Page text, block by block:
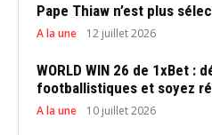
Pape Thiaw n’est plus
A la une 12 juillet 2026
WORLD WIN 26 de 1xBet :
footballistiques et soyez
A la une 10 juillet 2026